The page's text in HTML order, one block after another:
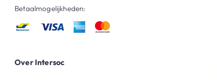
Betaalmogelijkheden:
Over Intersoc